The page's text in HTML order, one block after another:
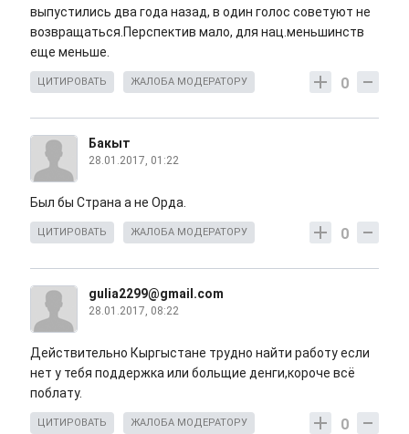
выпустились два года назад, в один голос советуют не
возвращаться.Перспектив мало, для нац.меньшинств
еще меньше.
0
ЦИТИРОВАТЬ ЖАЛОБА МОДЕРАТОРУ
Бакыт
28.01.2017, 01:22
Был бы Страна а не Орда.
0
ЦИТИРОВАТЬ ЖАЛОБА МОДЕРАТОРУ
gulia2299@gmail.com
28.01.2017, 08:22
Действительно Кыргыстане трудно найти работу если
нет у тебя поддержка или больщие денги,короче всё
поблату.
0
ЦИТИРОВАТЬ ЖАЛОБА МОДЕРАТОРУ